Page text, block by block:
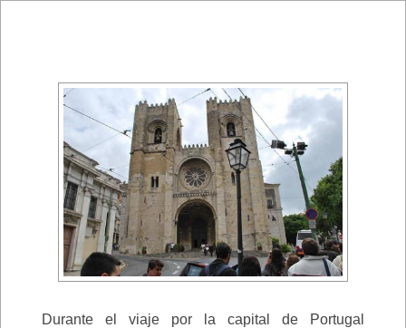
Durante el viaje por la capital de Portugal